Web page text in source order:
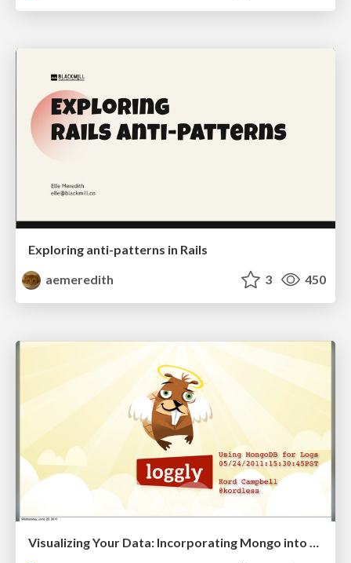
Exploring anti-patterns in Rails
aemeredith
3 450